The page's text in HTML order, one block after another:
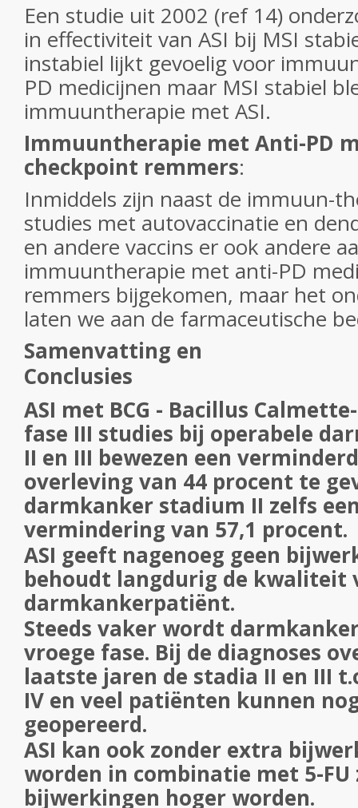
Een studie uit 2002 (ref 14)
in effectiviteit van ASI bij MSI
instabiel lijkt gevoelig voor
PD medicijnen maar MSI stabiel
immuuntherapie met ASI.
Immuuntherapie met Anti-PD
checkpoint remmers:
Inmiddels zijn naast de immuun-
studies met autovaccinatie en
en andere vaccins er ook andere
immuuntherapie met anti-PD
remmers bijgekomen, maar het
laten we aan de farmaceutische
Samenvatting en
ASI met BCG - Bacillus
fase III studies bij operabele
II en III bewezen een
overleving van 44 procent te
darmkanker stadium II zelfs
vermindering van 57,1 procent.
ASI geeft nagenoeg geen
behoudt langdurig de kwaliteit
darmkankerpatiënt.
Steeds vaker wordt
vroege fase. Bij de diagnoses
laatste jaren de stadia II en III
IV en veel patiënten kunnen
geopereerd.
ASI kan ook zonder extra
worden in combinatie met 5-FU
bijwerkingen hoger worden.